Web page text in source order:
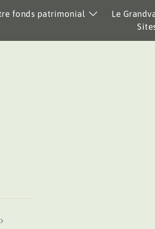
fonds patrimonial
Le